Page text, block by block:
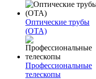
Оптические трубы
(OTA)
Профессиональные
телескопы